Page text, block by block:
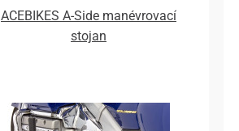
ACEBIKES A-Side manévrovací
stojan